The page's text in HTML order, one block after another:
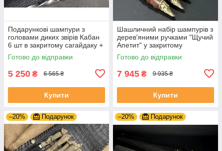
Подарункові шампури з
головами диких звірів Кабан
6 шт в закритому сагайдаку +
подвійний шампур
Готово до відправки
5 250 ₴ 6 565 ₴
Купити
Шашличний набір шампурів з
дерев'яними ручками "Щучий
Апетит" у закритому
шкіряному сагайдаку
Готово до відправки
7 945 ₴ 9 935 ₴
Купити
–20% Подарунок –20% Подарунок